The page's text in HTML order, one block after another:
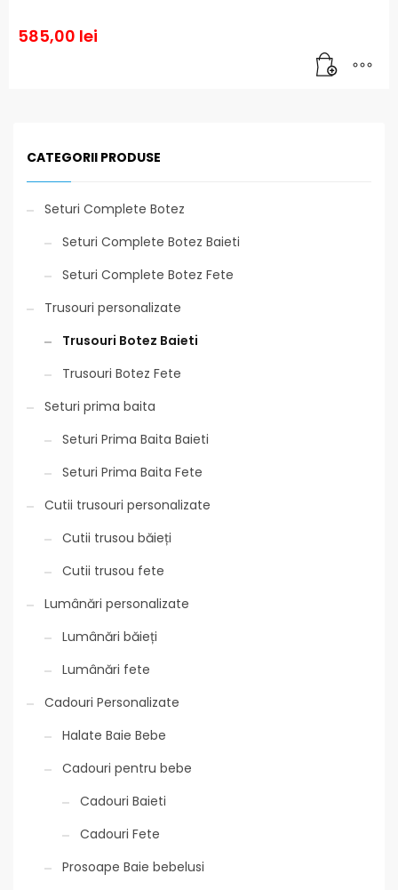
585,00 lei
CATEGORII PRODUSE
Seturi Complete Botez
Seturi Complete Botez Baieti
Seturi Complete Botez Fete
Trusouri personalizate
Trusouri Botez Baieti
Trusouri Botez Fete
Seturi prima baita
Seturi Prima Baita Baieti
Seturi Prima Baita Fete
Cutii trusouri personalizate
Cutii trusou băieți
Cutii trusou fete
Lumânări personalizate
Lumânări băieți
Lumânări fete
Cadouri Personalizate
Halate Baie Bebe
Cadouri pentru bebe
Cadouri Baieti
Cadouri Fete
Prosoape Baie bebelusi